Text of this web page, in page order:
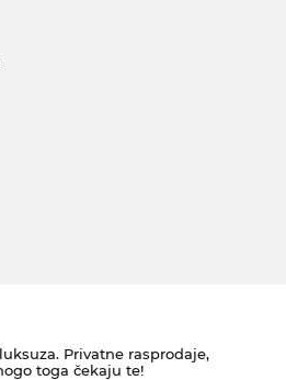
Privatne rasprodaje,
toga čekaju te!